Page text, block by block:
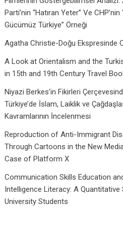
Parti’nin “Hatıran Yeter” Ve CHP’nin
Gücümüz Türkiye” Örneği
Agatha Christie-Doğu Ekspresinde
A Look at Orientalism and the
in 15th and 19th Century Travel
Niyazi Berkes’in Fikirleri
Türkiye’de İslam, Laiklik ve
Kavramlarının İncelenmesi
Reproduction of Anti-Immigrant
Through Cartoons in the New
Case of Platform X
Communication Skills Education
Intelligence Literacy: A Quantitative
University Students